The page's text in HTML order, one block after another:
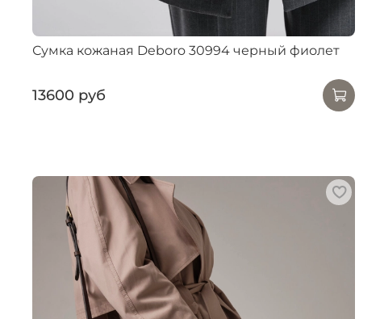
Сумка кожаная Deboro 30994 черный фиолет
13600 руб